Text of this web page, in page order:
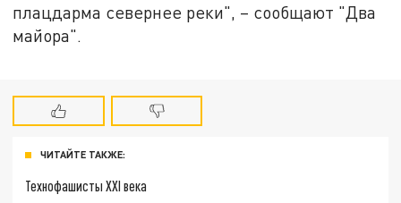
плацдарма севернее реки", – сообщают "Два
майора".
ЧИТАЙТЕ ТАКЖЕ:
Технофашисты XXI века